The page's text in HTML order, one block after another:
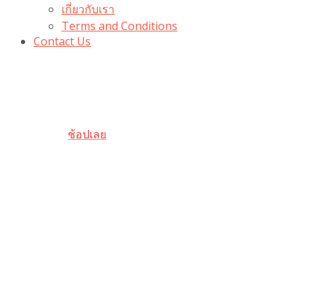
เกี่ยวกับเรา
Terms and Conditions
Contact Us
ช้อปเลย